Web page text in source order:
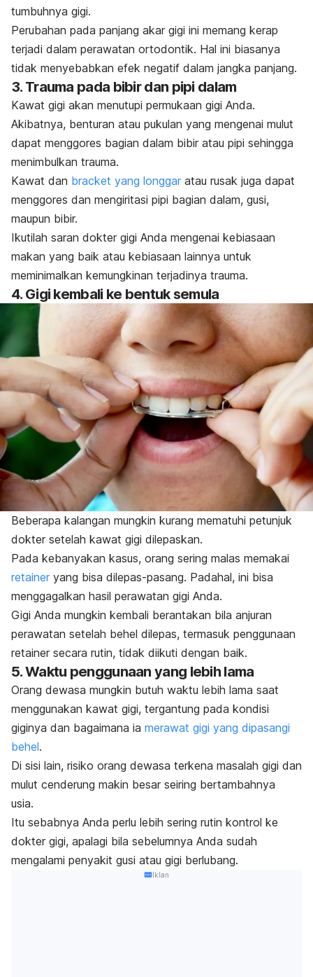
tumbuhnya gigi.
Perubahan pada panjang akar gigi ini memang kerap
terjadi dalam perawatan ortodontik. Hal ini biasanya
tidak menyebabkan efek negatif dalam jangka panjang.
3. Trauma pada bibir dan pipi dalam
Kawat gigi akan menutupi permukaan gigi Anda.
Akibatnya, benturan atau pukulan yang mengenai mulut
dapat menggores bagian dalam bibir atau pipi sehingga
menimbulkan trauma.
Kawat dan bracket yang longgar atau rusak juga dapat
menggores dan mengiritasi pipi bagian dalam, gusi,
maupun bibir.
Ikutilah saran dokter gigi Anda mengenai kebiasaan
makan yang baik atau kebiasaan lainnya untuk
meminimalkan kemungkinan terjadinya trauma.
4. Gigi kembali ke bentuk semula
Beberapa kalangan mungkin kurang mematuhi petunjuk
dokter setelah kawat gigi dilepaskan.
Pada kebanyakan kasus, orang sering malas memakai
retainer yang bisa dilepas-pasang. Padahal, ini bisa
menggagalkan hasil perawatan gigi Anda.
Gigi Anda mungkin kembali berantakan bila anjuran
perawatan setelah behel dilepas, termasuk penggunaan
retainer secara rutin, tidak diikuti dengan baik.
5. Waktu penggunaan yang lebih lama
Orang dewasa mungkin butuh waktu lebih lama saat
menggunakan kawat gigi, tergantung pada kondisi
giginya dan bagaimana ia merawat gigi yang dipasangi
behel.
Di sisi lain, risiko orang dewasa terkena masalah gigi dan
mulut cenderung makin besar seiring bertambahnya
usia.
Itu sebabnya Anda perlu lebih sering rutin kontrol ke
dokter gigi, apalagi bila sebelumnya Anda sudah
mengalami penyakit gusi atau gigi berlubang.
Iklan